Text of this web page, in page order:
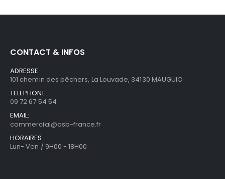
CONTACT & INFOS
ADRESSE:
101 chemin des pêchers, La Louvade, 34130 MAUGUIO
TELEPHONE:
09 72 67 54 54
EMAIL:
commercial@asb-france.fr
HORAIRES
Lun- Ven / 9H00 - 18H00